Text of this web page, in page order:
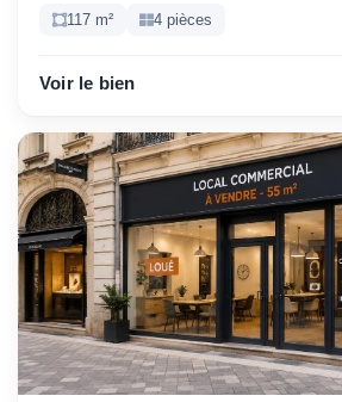
117 m² 4 pièces
Voir le bien